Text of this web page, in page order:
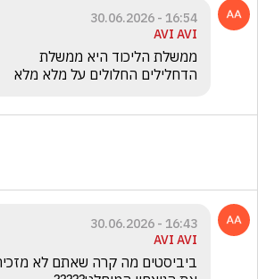
16:54 - 30.06.2026
AVI AVI
הדחלילים החלולים על מלא מלא
16:43 - 30.06.2026
AVI AVI